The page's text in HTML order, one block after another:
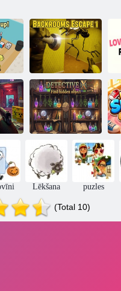
Backrooms
Escape 1
Detektīvs X
Atrast slēpto
objektu
Lēkšana puzles
(Total 10)